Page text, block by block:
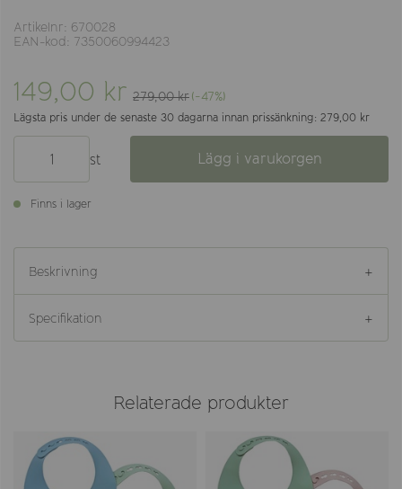
Artikelnr: 670028
EAN-kod: 7350060994423
149,00 kr 279,00 kr(-47%)
Lägsta pris under de senaste 30 dagarna innan prissänkning: 279,00 kr
st Lägg i varukorgen
Finns i lager
Beskrivning
Specifikation
Relaterade produkter